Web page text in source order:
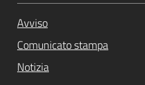
Avviso
Comunicato stampa
Notizia